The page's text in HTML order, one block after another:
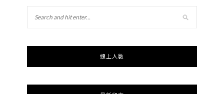
線上人數